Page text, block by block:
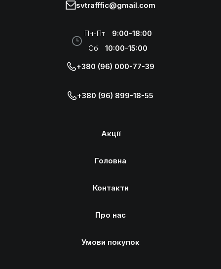
Акції
Головна
Контакти
Про нас
Умови покупок
svtrafffic@gmail.com
Пн-Пт
9:00-18:00
Сб
10:00-15:00
+380 (96) 000-77-39
+380 (96) 899-18-55